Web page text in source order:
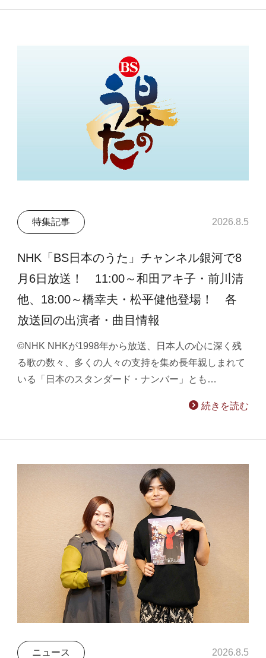
特集記事 2026.8.5
NHK「BS日本のうた」チャンネル銀河で8
月6日放送！ 11:00～和田アキ子・前川清
他、18:00～橋幸夫・松平健他登場！ 各
放送回の出演者・曲目情報
©NHK NHKが1998年から放送、日本人の心に深く残
る歌の数々、多くの人々の支持を集め長年親しまれて
いる「日本のスタンダード・ナンバー」とも…
続きを読む
ニュース 2026.8.5